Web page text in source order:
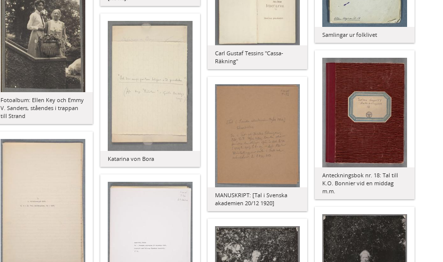
Samlingar ur folklivet
Fotoalbum: Ellen Key och Emmy
V. Sanders, ståendes i trappan
till Strand
Carl Gustaf Tessins "Cassa-
Räkning"
Katarina von Bora
Anteckningsbok nr. 18: Tal till
K.O. Bonnier vid en middag
m.m.
MANUSKRIPT: [Tal i Svenska
akademien 20/12 1920]